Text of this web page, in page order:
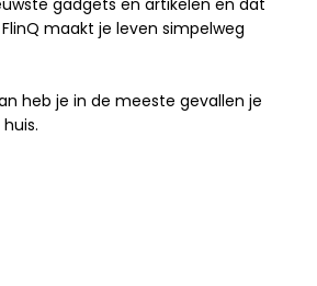
gadgets en artikelen en dat
maakt je leven simpelweg
heb je in de meeste gevallen je